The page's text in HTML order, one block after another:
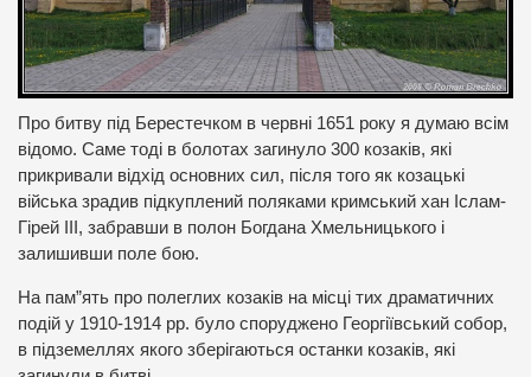
Про битву під Берестечком в червні 1651 року я думаю всім
відомо. Саме тоді в болотах загинуло 300 козаків, які
прикривали відхід основних сил, після того як козацькі
війська зрадив підкуплений поляками кримський хан Іслам-
Гірей ІІІ, забравши в полон Богдана Хмельницького і
залишивши поле бою.
На пам”ять про полеглих козаків на місці тих драматичних
подій у 1910-1914 рр. було споруджено Георгіївський собор,
в підземеллях якого зберігаються останки козаків, які